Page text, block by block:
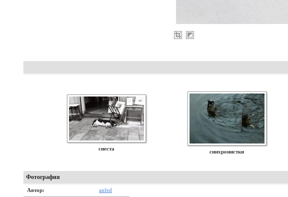
сиеста
синхронистки
Фотография
Автор: anfed